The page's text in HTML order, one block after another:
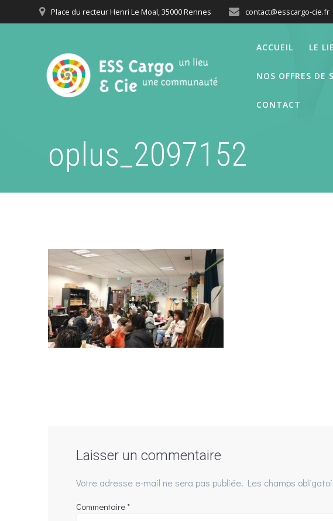
au
Place du recteur Henri Le Moal, 35000 Rennes contact@esscargo-cie.fr
ACCUEIL LE
NOS OFFRES DE
CONTACT
oplus_2097152
Laisser un commentaire
Votre adresse e-mail ne sera pas publiée. Les champs
Commentaire*